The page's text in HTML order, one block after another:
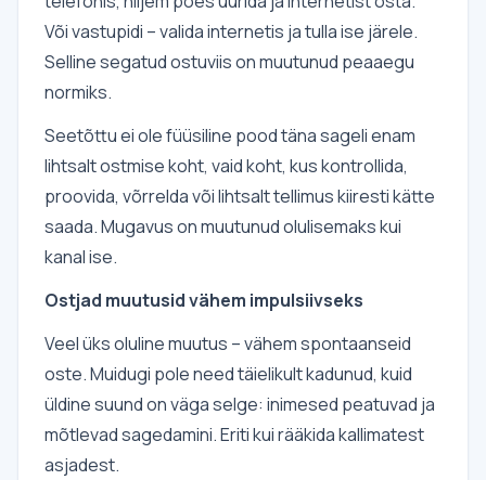
Või vastupidi – valida internetis ja tulla ise järele.
Selline segatud ostuviis on muutunud peaaegu
normiks.
Seetõttu ei ole füüsiline pood täna sageli enam
lihtsalt ostmise koht, vaid koht, kus kontrollida,
proovida, võrrelda või lihtsalt tellimus kiiresti kätte
saada. Mugavus on muutunud olulisemaks kui
kanal ise.
Ostjad muutusid vähem impulsiivseks
Veel üks oluline muutus – vähem spontaanseid
oste. Muidugi pole need täielikult kadunud, kuid
üldine suund on väga selge: inimesed peatuvad ja
mõtlevad sagedamini. Eriti kui rääkida kallimatest
asjadest.